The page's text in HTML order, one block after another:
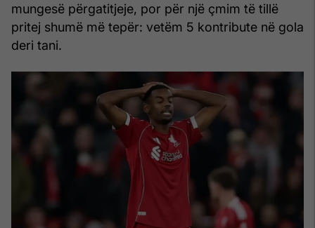
mungesë përgatitjeje, por për një çmim të tillë
pritej shumë më tepër: vetëm 5 kontribute në gola
deri tani.